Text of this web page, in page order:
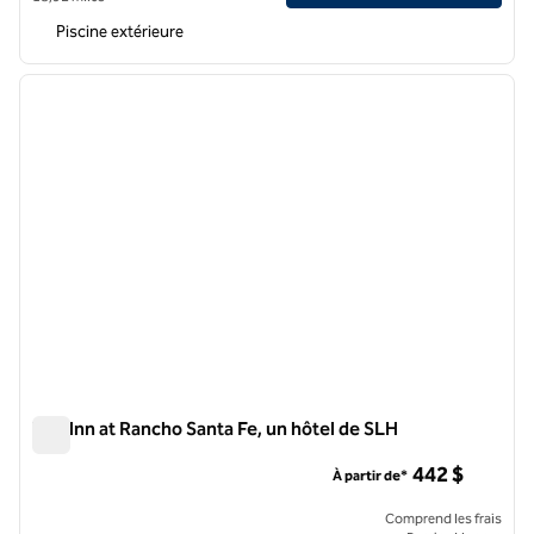
Piscine extérieure
1 sur 12
The Inn at Rancho Santa Fe, un hôtel de SLH
À partir de* 442 $
Comprend les frais